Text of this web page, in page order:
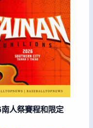
人祭賽程和限定